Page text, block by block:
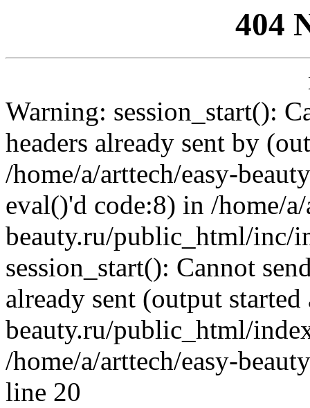
404
Warning: session_start():
headers already sent by
/home/a/arttech/easy-
eval()'d code:8) in /home/
beauty.ru/public_html/inc/
session_start(): Cannot
already sent (output
beauty.ru/public_html/
/home/a/arttech/easy-
line 20